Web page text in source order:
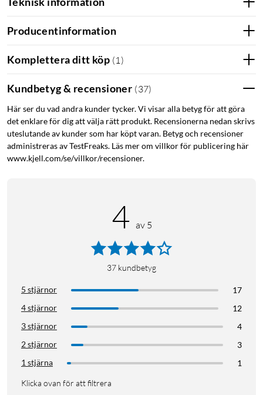
Producentinformation
Komplettera ditt köp (1 )
Kundbetyg & recensioner (37)
Här ser du vad andra kunder tycker. Vi visar alla betyg för att göra
det enklare för dig att välja rätt produkt. Recensionerna nedan skrivs
uteslutande av kunder som har köpt varan. Betyg och recensioner
administreras av TestFreaks. Läs mer om villkor för publicering här
www.kjell.com/se/villkor/recensioner.
4 av 5
37 kundbetyg
5 stjärnor
17
4 stjärnor
12
3 stjärnor
4
2 stjärnor
3
1 stjärna
1
Klicka ovan för att filtrera